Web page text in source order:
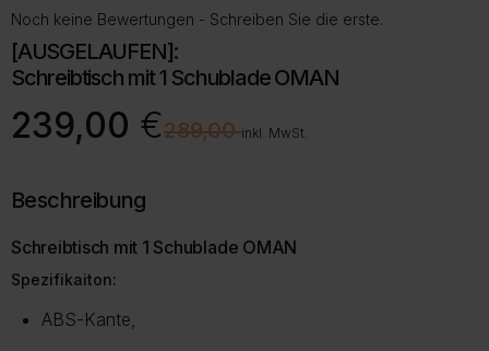
Noch keine Bewertungen - Schreiben Sie die erste.
[AUSGELAUFEN]:
Schreibtisch mit 1 Schublade OMAN
€
289,00
Ursprünglicher
Preis
239,00 €
Aktueller
Preis inkl. MwSt.
Beschreibung
Schreibtisch mit 1 Schublade OMAN
Spezifikaiton:
ABS-Kante,